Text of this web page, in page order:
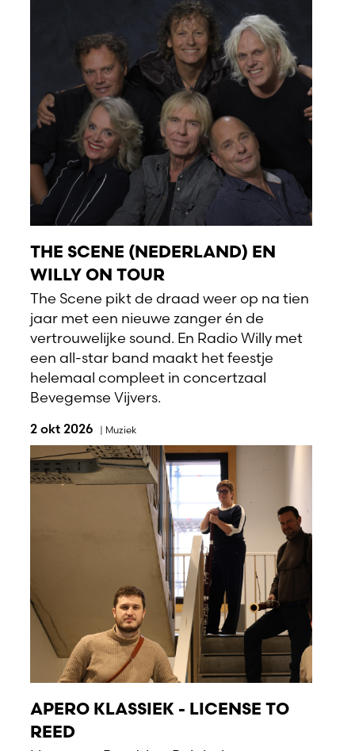
THE SCENE (NEDERLAND) EN
WILLY ON TOUR
The Scene pikt de draad weer op na tien
jaar met een nieuwe zanger én de
vertrouwelijke sound. En Radio Willy met
een all-star band maakt het feestje
helemaal compleet in concertzaal
Bevegemse Vijvers.
2 okt 2026 | Muziek
APERO KLASSIEK - LICENSE TO
REED